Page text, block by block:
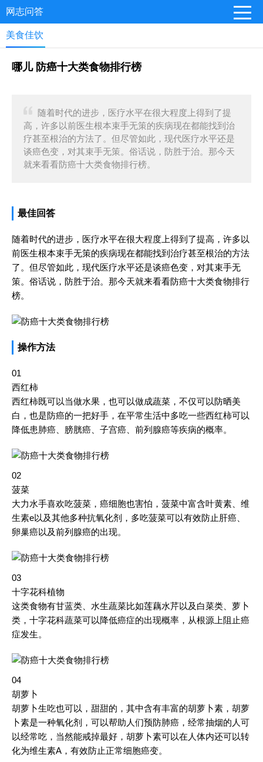
网志问答
美食佳饮
哪儿 防癌十大类食物排行榜
随着时代的进步，医疗水平在很大程度上得到了提
高，许多以前医生根本束手无策的疾病现在都能找到治
疗甚至根治的方法了。但尽管如此，现代医疗水平还是
谈癌色变，对其束手无策。俗话说，防胜于治。那今天
就来看看防癌十大类食物排行榜。
最佳回答
随着时代的进步，医疗水平在很大程度上得到了提高，许多以
前医生根本束手无策的疾病现在都能找到治疗甚至根治的方法
了。但尽管如此，现代医疗水平还是谈癌色变，对其束手无
策。俗话说，防胜于治。那今天就来看看防癌十大类食物排行
榜。
操作方法
01
西红柿
西红柿既可以当做水果，也可以做成蔬菜，不仅可以防晒美
白，也是防癌的一把好手，在平常生活中多吃一些西红柿可以
降低患肺癌、膀胱癌、子宫癌、前列腺癌等疾病的概率。
02
菠菜
大力水手喜欢吃菠菜，癌细胞也害怕，菠菜中富含叶黄素、维
生素e以及其他多种抗氧化剂，多吃菠菜可以有效防止肝癌、
卵巢癌以及前列腺癌的出现。
03
十字花科植物
这类食物有甘蓝类、水生蔬菜比如莲藕水芹以及白菜类、萝卜
类，十字花科蔬菜可以降低癌症的出现概率，从根源上阻止癌
症发生。
04
胡萝卜
胡萝卜生吃也可以，甜甜的，其中含有丰富的胡萝卜素，胡萝
卜素是一种氧化剂，可以帮助人们预防肺癌，经常抽烟的人可
以经常吃，当然能戒掉最好，胡萝卜素可以在人体内还可以转
化为维生素A，有效防止正常细胞癌变。